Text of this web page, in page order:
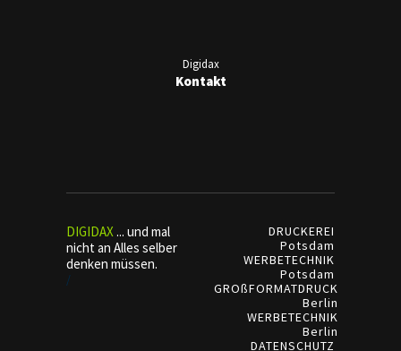
Digidax
Kontakt
DIGIDAX ... und mal
nicht an Alles selber
denken müssen.
/
DRUCKEREI
Potsdam
WERBETECHNIK
Potsdam
GROßFORMATDRUCK
Berlin
WERBETECHNIK
Berlin
DATENSCHUTZ